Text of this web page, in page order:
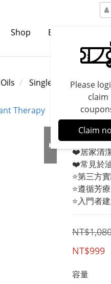
Please
claim
Claim
Shop Brands
Single Essential Oils
Tea
❤️居家清
❤️常見於
⭐第三方
⭐遵循芳
⭐入門者
NT$999
容量